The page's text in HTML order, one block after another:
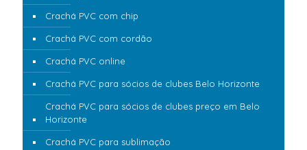
Crachá PVC com chip
Crachá PVC com cordão
Crachá PVC online
Crachá PVC para sócios de clubes Belo Horizonte
Crachá PVC para sócios de clubes preço em Belo
Horizonte
Crachá PVC para sublimação